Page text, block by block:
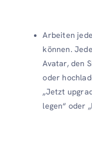
Arbeiten
können.
Avatar, den
oder
„Jetzt
legen“ oder